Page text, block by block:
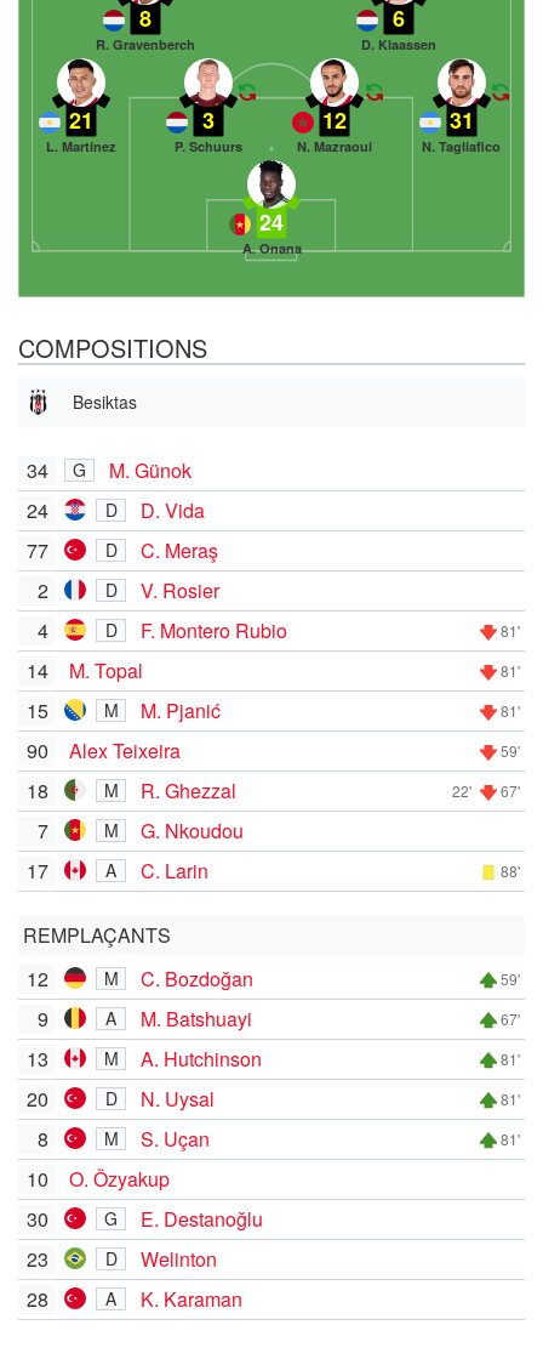
24
A. Onana
21
L. Martínez
3
P. Schuurs
12
N. Mazraoui
31
N. Tagliafico
8
R. Gravenberch
6
D. Klaassen
COMPOSITIONS
Besiktas
34 G
M. Günok
24
D
D. Vida
77
D
C. Meraş
2
D
V. Rosier
4
D F. Montero Rubio 81'
14 M. Topal 81'
15 M M. Pjanić 81'
90 Alex Teixeira 59'
18 M R. Ghezzal 22' 67'
7 M
G. Nkoudou
17
A C. Larin 88'
REMPLAÇANTS
12
M C. Bozdoğan 59'
9 A M. Batshuayi 67'
13 M A. Hutchinson 81'
20 D N. Uysal 81'
8 M S. Uçan 81'
10
O. Özyakup
30
G
E. Destanoğlu
23
D
Welinton
28
A K. Karaman